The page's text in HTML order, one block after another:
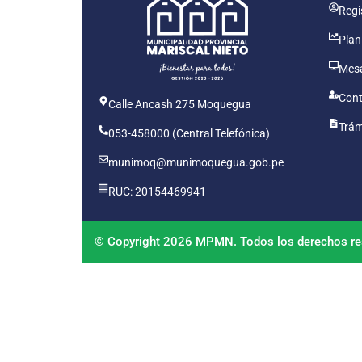
Calle Ancash 275 Moquegua
053-458000 (Central Telefónica)
munimoq@munimoquegua.gob.pe
RUC: 20154469941
© Copyright 2026 MPMN. Todos los derechos